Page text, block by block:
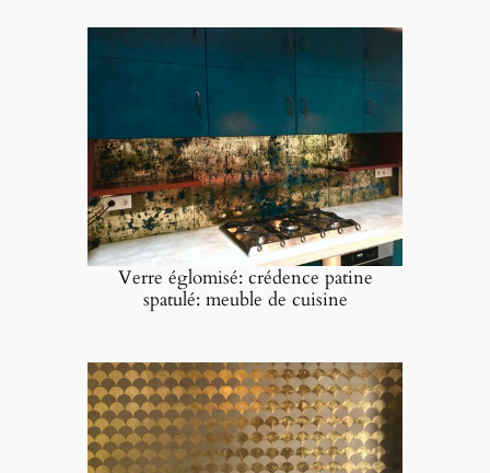
Verre églomisé: crédence patine
spatulé: meuble de cuisine